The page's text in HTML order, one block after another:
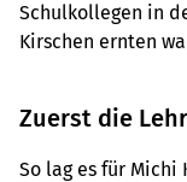
Schulkollegen in
Kirschen ernten
Zuerst die
So lag es für Michi